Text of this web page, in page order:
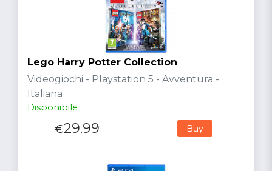
Lego Harry Potter Collection
Videogiochi - Playstation 5 - Avventura -
Italiana
Disponibile
€29.99 Buy